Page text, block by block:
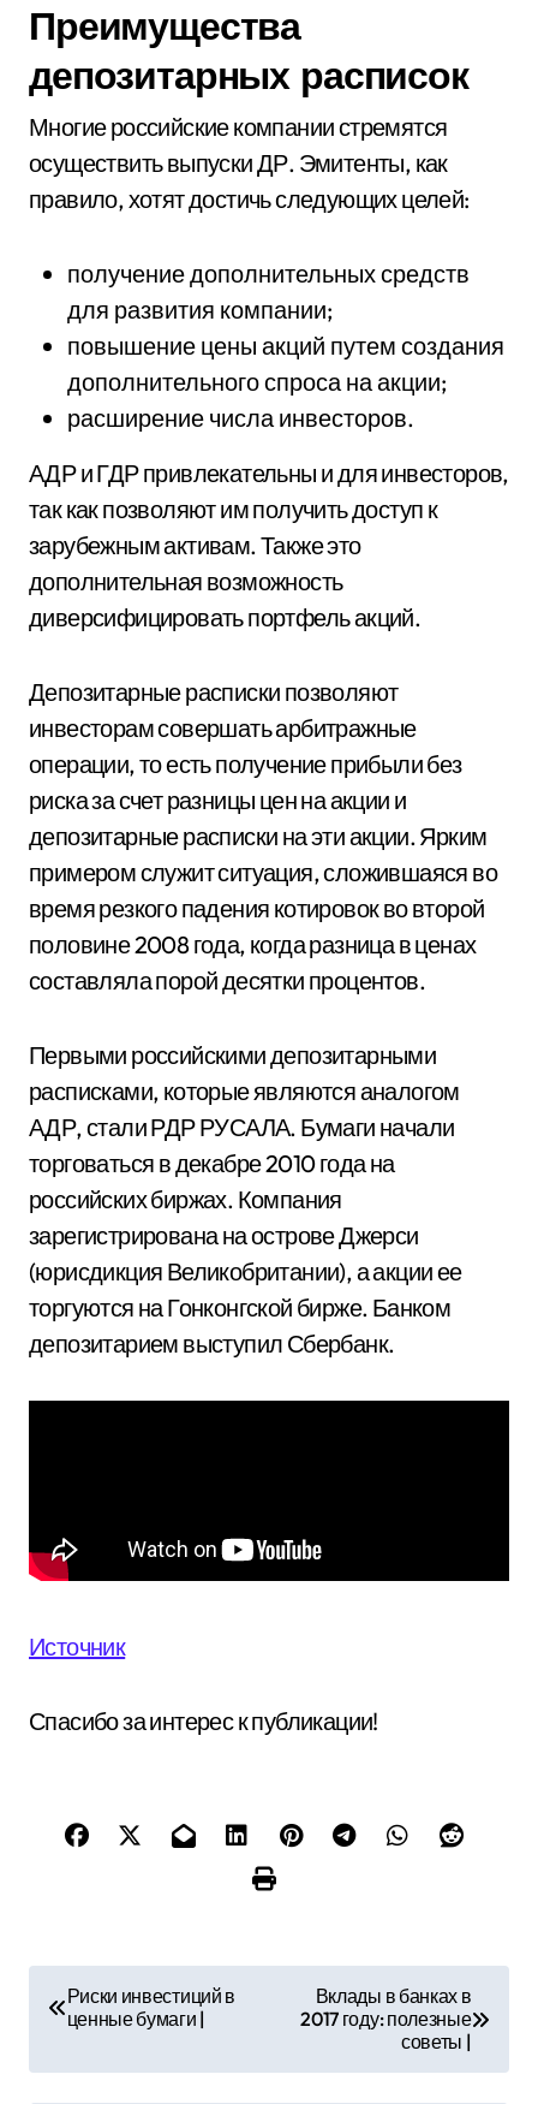
Преимущества
депозитарных расписок
Многие российские компании стремятся
осуществить выпуски ДР. Эмитенты, как
правило, хотят достичь следующих целей:
получение дополнительных средств
для развития компании;
повышение цены акций путем создания
дополнительного спроса на акции;
расширение числа инвесторов.
АДР и ГДР привлекательны и для инвесторов,
так как позволяют им получить доступ к
зарубежным активам. Также это
дополнительная возможность
диверсифицировать портфель акций.
Депозитарные расписки позволяют
инвесторам совершать арбитражные
операции, то есть получение прибыли без
риска за счет разницы цен на акции и
депозитарные расписки на эти акции. Ярким
примером служит ситуация, сложившаяся во
время резкого падения котировок во второй
половине 2008 года, когда разница в ценах
составляла порой десятки процентов.
Первыми российскими депозитарными
расписками, которые являются аналогом
АДР, стали РДР РУСАЛА. Бумаги начали
торговаться в декабре 2010 года на
российских биржах. Компания
зарегистрирована на острове Джерси
(юрисдикция Великобритании), а акции ее
торгуются на Гонконгской бирже. Банком
депозитарием выступил Сбербанк.
Источник
Спасибо за интерес к публикации!
в
Риски инвестиций в
ценные бумаги |
Вклады в банках в
2017 году: полезные
советы |